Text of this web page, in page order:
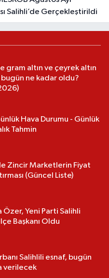
Salihli’de Gerçekleştirildi
gram altın ve çeyrek altın
bugün ne kadar oldu?
Hava Durumu - Günlük
Tahmin
Zincir Marketlerin Fiyat
(Güncel Liste)
Özer, Yeni Parti Salihli
Başkanı Oldu
Salihlili esnaf, bugün
verilecek